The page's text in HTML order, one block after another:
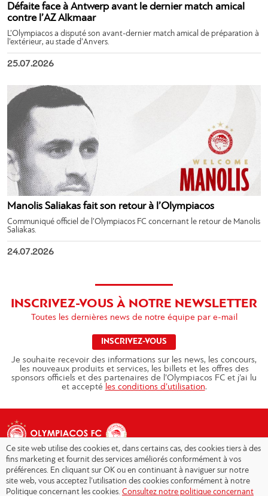
Défaite face à Antwerp avant le dernier match amical
contre l’AZ Alkmaar
L’Olympiacos a disputé son avant-dernier match amical de préparation à
l’extérieur, au stade d’Anvers.
25.07.2026
Manolis Saliakas fait son retour à l’Olympiacos
Communiqué officiel de l’Olympiacos FC concernant le retour de Manolis
Saliakas.
24.07.2026
INSCRIVEZ-VOUS À NOTRE NEWSLETTER
Toutes les dernières news de notre équipe par e-mail
INSCRIVEZ-VOUS
Je souhaite recevoir des informations sur les news, les concours,
les nouveaux produits et services, les billets et les offres des
sponsors officiels et des partenaires de l’Olympiacos FC et j’ai lu
et accepté les conditions d’utilisation.
Copyright © 2026 - Olympiacos.org
Ce site web utilise des cookies et, dans certains cas, des cookies tiers à des
fins marketing et fournit des services améliorés conformément à vos
préférences. En cliquant sur OK ou en continuant à naviguer sur notre
site web, vous acceptez l’utilisation des cookies conformément à notre
Politique concernant les cookies. Consultez notre politique concernant